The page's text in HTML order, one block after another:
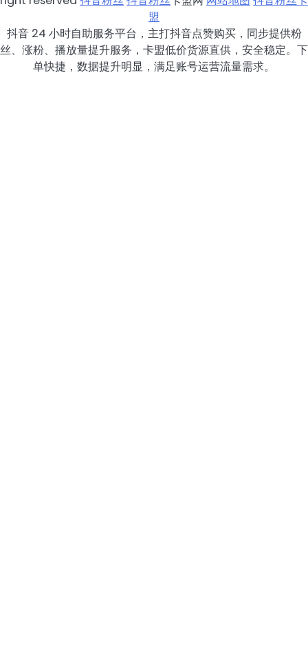
盟
抖音 24 小时自助服务平台，主打抖音点赞购买，同步提供粉
丝、涨粉、播放量提升服务，卡盟低价货源直供，安全稳定。下
单快捷，数据提升明显，满足账号运营流量需求。